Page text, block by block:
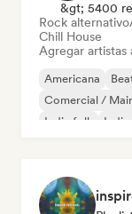
&gt; 5400
Rock alternativo
Chill House
Agregar artistas
Americana
Comercial /
Indie folk
Indie